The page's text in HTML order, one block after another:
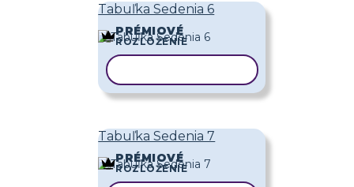
Tabuľka Sedenia 6
PRÉMIOVÉ
ROZLOŽENIE
Tabuľka Sedenia 7
PRÉMIOVÉ
ROZLOŽENIE